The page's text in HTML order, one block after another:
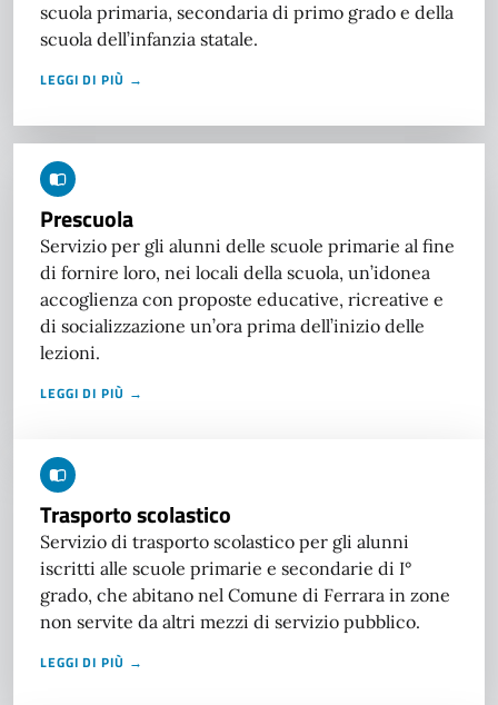
scuola primaria, secondaria di primo grado e della
scuola dell’infanzia statale.
LEGGI DI PIÙ →
Prescuola
Servizio per gli alunni delle scuole primarie al fine
di fornire loro, nei locali della scuola, un’idonea
accoglienza con proposte educative, ricreative e
di socializzazione un’ora prima dell’inizio delle
lezioni.
LEGGI DI PIÙ →
Trasporto scolastico
Servizio di trasporto scolastico per gli alunni
iscritti alle scuole primarie e secondarie di I°
grado, che abitano nel Comune di Ferrara in zone
non servite da altri mezzi di servizio pubblico.
LEGGI DI PIÙ →